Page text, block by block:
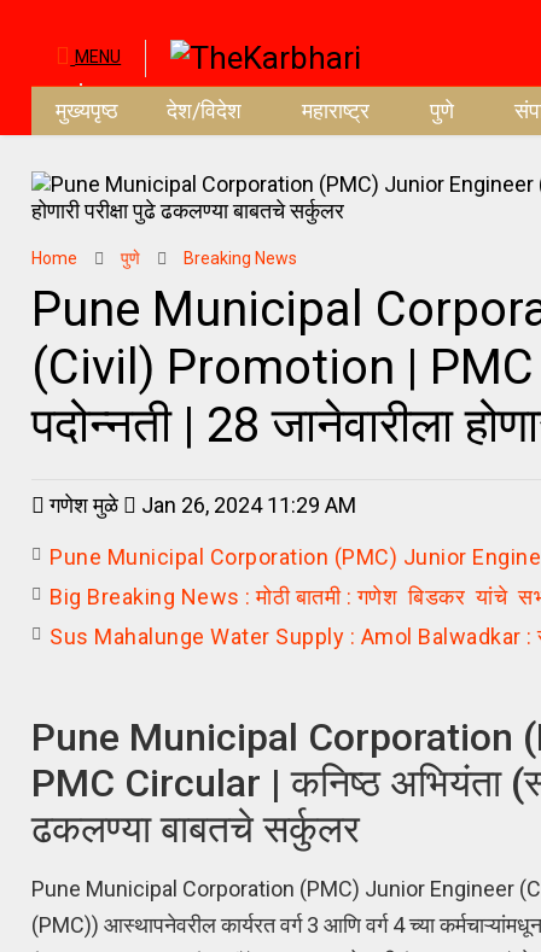
MENU
मुख्यपृष्ठ देश/विदेश महाराष्ट्र पुणे
Home पुणे Breaking News
Pune Municipal
(Civil) Promotion | PMC
पदोन्नती | 28 जानेवारीला
गणेश मुळे Jan 26, 2024 11:29 AM
Pune Municipal Corporation (PMC) Junior
Big Breaking News : मोठी बातमी : गणेश बिडकर यांचे
Sus Mahalunge Water Supply : Amol Balwadkar : सूस
Pune Municipal Corporation
PMC Circular | कनिष्ठ अभियंता
ढकलण्या बाबतचे सर्कुलर
Pune Municipal Corporation (PMC) Junior Engineer
(PMC)) आस्थापनेवरील कार्यरत वर्ग 3 आणि वर्ग 4 च्या